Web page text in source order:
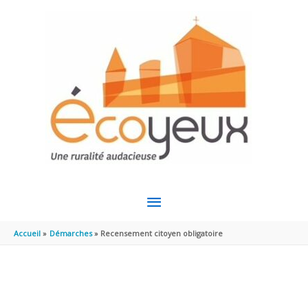
MENU
PRINCIPAL
Accueil Démarches Recensement citoyen obligatoire